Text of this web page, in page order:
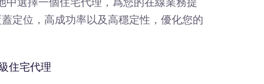
定位，高成功率以及高穩定性，優化您的
住宅代理